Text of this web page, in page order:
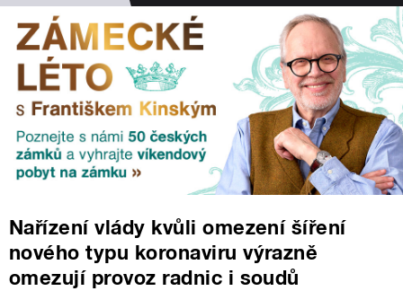
Nařízení vlády kvůli omezení šíření
nového typu koronaviru výrazně
omezují provoz radnic i soudů